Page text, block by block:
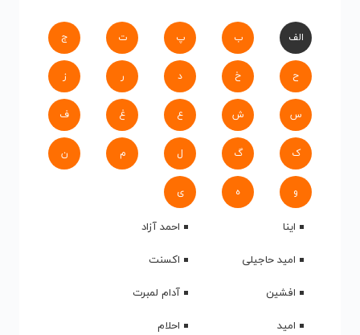
الف ب پ ت ج
ح خ د ر ز
س ش ع غ ف
ک گ ل م ن
و ه ی
اینا
احمد آزاد
امید حاجیلی
اکسنت
افشین
آدام لمبرت
امید
احلام